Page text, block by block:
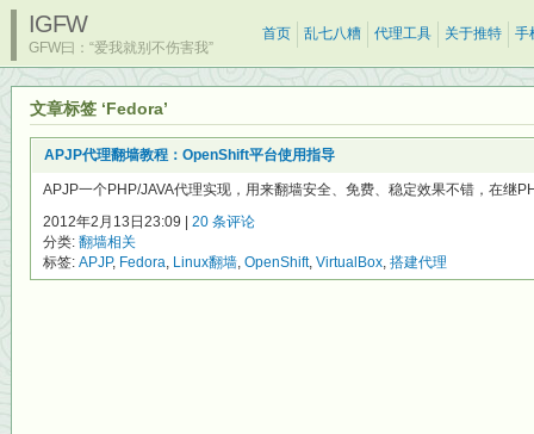
IGFW
GFW曰：“爱我就别不伤害我”
首页 乱七八糟 代理工具 关于推特 手
文章标签 ‘Fedora’
APJP代理翻墙教程：OpenShift平台使用指导
APJP一个PHP/JAVA代理实现，用来翻墙安全、免费、稳定效果不错，在继
2012年2月13日23:09 | 20 条评论
分类: 翻墙相关
标签: APJP, Fedora, Linux翻墙, OpenShift, VirtualBox, 搭建代理